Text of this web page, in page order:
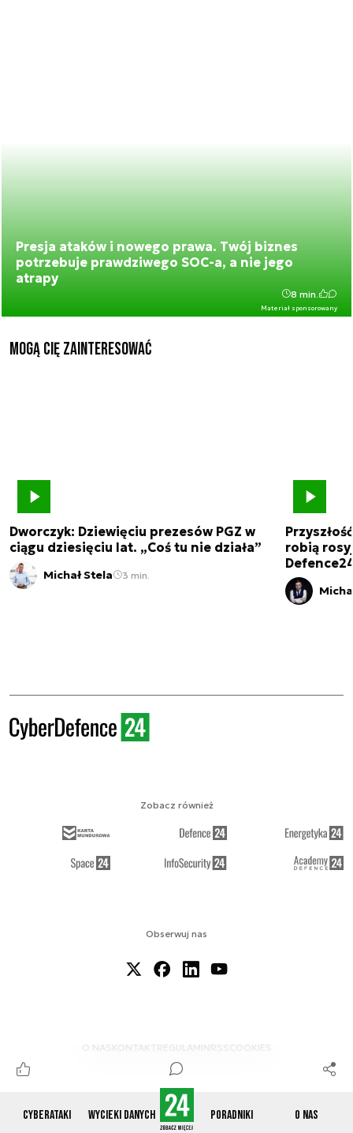
Cyberataki Wycieki danych Poradniki O nas
Presja ataków i nowego prawa. Twój biznes
potrzebuje prawdziwego SOC-a, a nie jego
atrapy
Materiał sponsorowany
8 min.
Mogą Cię zainteresować
Dworczyk: Dziewięciu prezesów PGZ w
ciągu dziesięciu lat. „Coś tu nie działa”
Michał Stela 3 min.
robią
Obserwuj nas
O NAS KONTAKTREGULAMINRSS COOKIES
Zobacz również
© 2012-2026 CYBERDEFENCE24